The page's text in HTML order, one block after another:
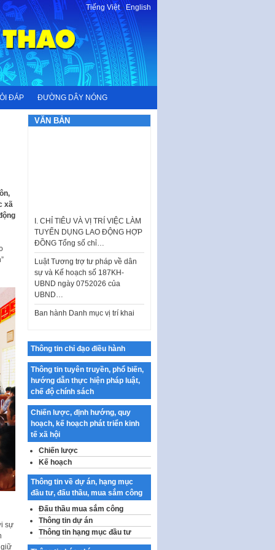
Tiếng Việt-English
ĐÁP ĐƯỜNG DÂY NÓNG
xã
sự
giữ
VĂN BẢN
ĐỒNG Tổng số chỉ…
Luật Tương trợ tư pháp về dân
sự và Kế hoạch số 187KH-
UBND ngày 0752026 của
UBND…
Ban hành Danh mục vị trí khai
thác quảng cáo trên địa bàn
thành phố Hà Nội
chính luận về bảo vệ nền tảng tư
tưởng của Đảng…
Công bố công khai dự toán kinh
phí xây dựng pháp luật, hoàn
thiện thể chế, chính…
Quy định về nghiên cứu, ứng
dụng khoa học, công nghệ, đổi
mới sáng tạo và chuyển…
Quy định chi tiết và hướng dẫn
thi hành một số điều của Luật Lý
lịch tư…
Sửa đổi, bổ sung một số nội
dung tại Nghị quyết số 30/NQ-
CP ngày 24 tháng 02…
Ban hành Chương trình hành
động của Chính phủ thực hiện
Thông tin chỉ đạo điều hành
Thông tin tuyên truyền, phổ biến,
hướng dẫn thực hiện pháp luật,
chế độ chính sách
Chiến lược, định hướng, quy
hoạch, kế hoạch phát triển kinh
tế xã hội
Chiến lược
Kế hoạch
Thông tin về dự án, hạng mục
đầu tư, đấu thầu, mua sắm công
Đấu thầu mua sắm công
Thông tin dự án
Thông tin hạng mục đầu tư